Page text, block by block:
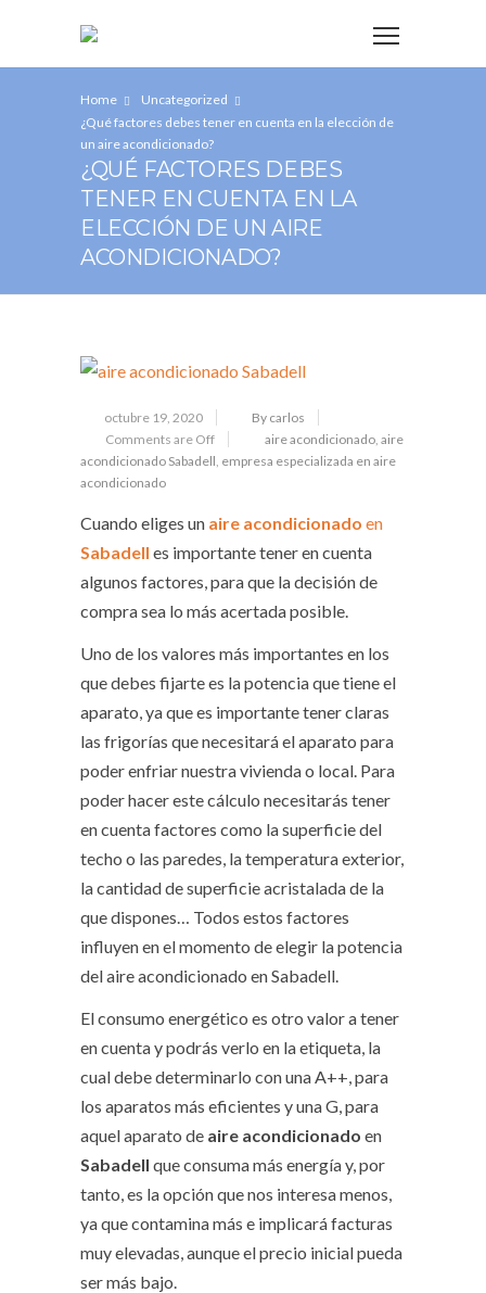
Home
Uncategorized
¿Qué factores debes tener en cuenta en la elección de
un aire acondicionado?
¿QUÉ FACTORES DEBES
TENER EN CUENTA EN LA
ELECCIÓN DE UN AIRE
ACONDICIONADO?
octubre 19, 2020
By carlos
Comments are Off
aire acondicionado, aire
acondicionado Sabadell, empresa especializada en aire
acondicionado
Cuando eliges un aire acondicionado en
Sabadell es importante tener en cuenta
algunos factores, para que la decisión de
compra sea lo más acertada posible.
Uno de los valores más importantes en los
que debes fijarte es la potencia que tiene el
aparato, ya que es importante tener claras
las frigorías que necesitará el aparato para
poder enfriar nuestra vivienda o local. Para
poder hacer este cálculo necesitarás tener
en cuenta factores como la superficie del
techo o las paredes, la temperatura exterior,
la cantidad de superficie acristalada de la
que dispones… Todos estos factores
influyen en el momento de elegir la potencia
del aire acondicionado en Sabadell.
El consumo energético es otro valor a tener
en cuenta y podrás verlo en la etiqueta, la
cual debe determinarlo con una A++, para
los aparatos más eficientes y una G, para
aquel aparato de aire acondicionado en
Sabadell que consuma más energía y, por
tanto, es la opción que nos interesa menos,
ya que contamina más e implicará facturas
muy elevadas, aunque el precio inicial pueda
ser más bajo.